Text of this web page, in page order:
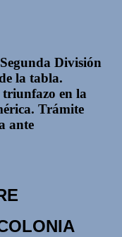
División
la tabla.
en la
Trámite
ante